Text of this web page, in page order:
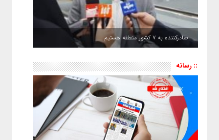
صادرکننده به ۷ کشور منطقه هستیم
:: رسانه